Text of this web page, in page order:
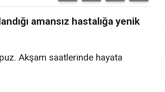
amansız hastalığa yenik
Akşam saatlerinde hayata